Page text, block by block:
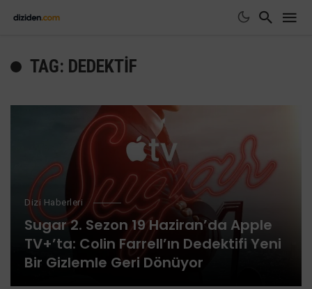
TAG: DEDEKTIF
Dizi Haberleri
Sugar 2. Sezon 19 Haziran’da Apple
TV+’ta: Colin Farrell’ın Dedektifi Yeni
Bir Gizlemle Geri Dönüyor